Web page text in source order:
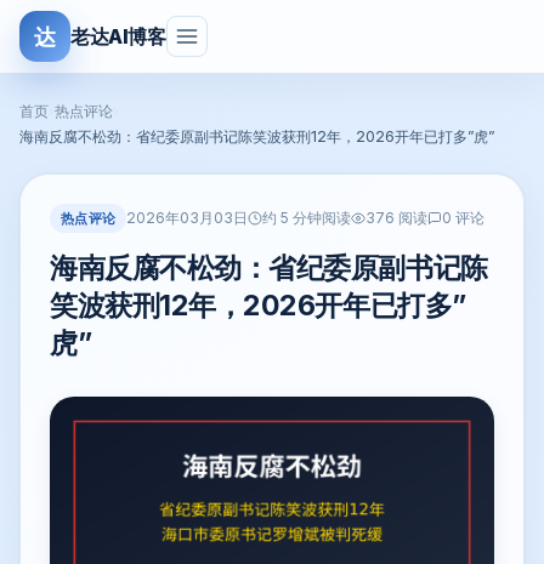
达 老达AI博客
首页 热点评论
海南反腐不松劲：省纪委原副书记陈笑波获刑12年，2026开年已打多”虎”
热点评论 2026年03月03日 约 5 分钟阅读 376 阅读 0 评论
海南反腐不松劲：省纪委原副书记陈
笑波获刑12年，2026开年已打多”
虎”